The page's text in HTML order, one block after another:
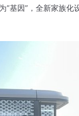
“基因”，全新家族